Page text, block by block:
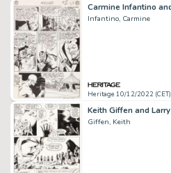
Infantino, Carmine
Heritage 10/12/2022 (CET)
Giffen, Keith